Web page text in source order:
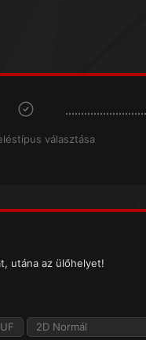
választása
utána az ülőhelyet!
2D Normál